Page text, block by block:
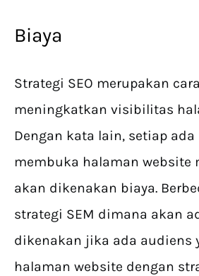
Biaya
Strategi SEO merupakan
meningkatkan visibilitas
Dengan kata lain, setiap
membuka halaman website
akan dikenakan biaya.
strategi SEM dimana akan
dikenakan jika ada audiens
halaman website dengan